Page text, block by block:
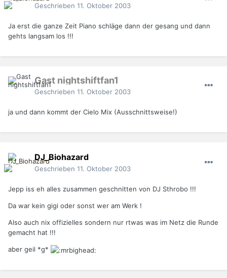
Geschrieben 11. Oktober 2003
Ja erst die ganze Zeit Piano schläge dann der gesang und dann
gehts langsam los !!!
Gast nightshiftfan1
Geschrieben 11. Oktober 2003
ja und dann kommt der Cielo Mix (Ausschnittsweise!)
DJ_Biohazard
Geschrieben 11. Oktober 2003
Jepp iss eh alles zusammen geschnitten von DJ Sthrobo !!!
Da war kein gigi oder sonst wer am Werk !
Also auch nix offizielles sondern nur rtwas was im Netz die Runde
gemacht hat !!!
aber geil *g*